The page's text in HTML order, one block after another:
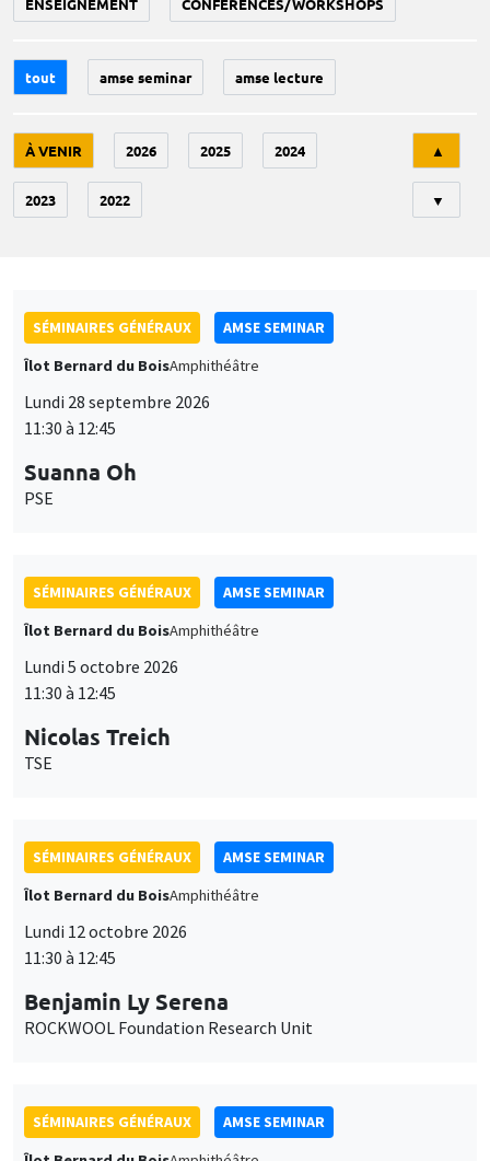
ENSEIGNEMENT CONFÉRENCES/WORKSHOPS
tout amse seminar amse lecture
À VENIR 2026 2025 2024
2023 2022
▲
▼
SÉMINAIRES GÉNÉRAUX
AMSE SEMINAR
Îlot Bernard du BoisAmphithéâtre
Lundi 28 septembre 2026
11:30 à 12:45
Suanna Oh
PSE
SÉMINAIRES GÉNÉRAUX
AMSE SEMINAR
Îlot Bernard du BoisAmphithéâtre
Lundi 5 octobre 2026
11:30 à 12:45
Nicolas Treich
TSE
SÉMINAIRES GÉNÉRAUX
AMSE SEMINAR
Îlot Bernard du BoisAmphithéâtre
Lundi 12 octobre 2026
11:30 à 12:45
Benjamin Ly Serena
ROCKWOOL Foundation Research Unit
SÉMINAIRES GÉNÉRAUX
AMSE SEMINAR